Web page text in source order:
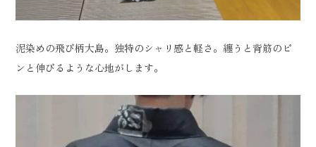
泥染めの飛び柄大島。独特のシャリ感と軽さ。纏うと背筋のピ
ンと伸びるような心地がします。